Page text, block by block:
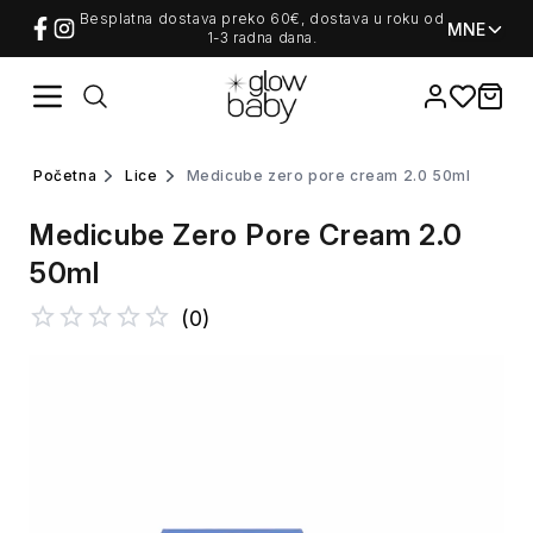
Besplatna dostava preko 60€, dostava u roku od
1-3 radna dana.
MNE
Favorites
items
početna lice medicube zero pore cream 2.0 50ml
Medicube Zero Pore Cream 2.0
50ml
(0)